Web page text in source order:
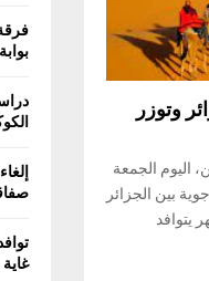
وتوزر
اليوم الجمعة
جوية بين الجزائر
يتوافد